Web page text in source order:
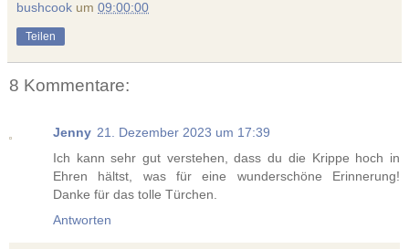
bushcook um 09:00:00
Teilen
8 Kommentare:
Jenny 21. Dezember 2023 um 17:39
Ich kann sehr gut verstehen, dass du die Krippe hoch in
Ehren hältst, was für eine wunderschöne Erinnerung!
Danke für das tolle Türchen.
Antworten